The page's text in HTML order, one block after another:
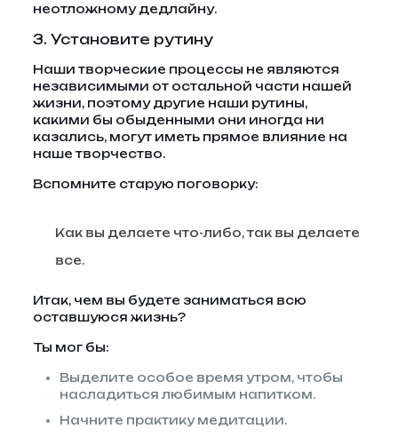
неотложному дедлайну.
3. Установите рутину
Наши творческие процессы не являются
независимыми от остальной части нашей
жизни, поэтому другие наши рутины,
какими бы обыденными они иногда ни
казались, могут иметь прямое влияние на
наше творчество.
Вспомните старую поговорку:
Как вы делаете что-либо, так вы делаете
все.
Итак, чем вы будете заниматься всю
оставшуюся жизнь?
Ты мог бы:
Выделите особое время утром, чтобы
насладиться любимым напитком.
Начните практику медитации.